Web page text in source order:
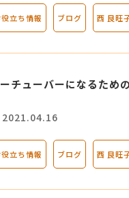
立ち情報 ブログ 西 良旺
チューバーになるため
2021.04.16
立ち情報 ブログ 西 良旺